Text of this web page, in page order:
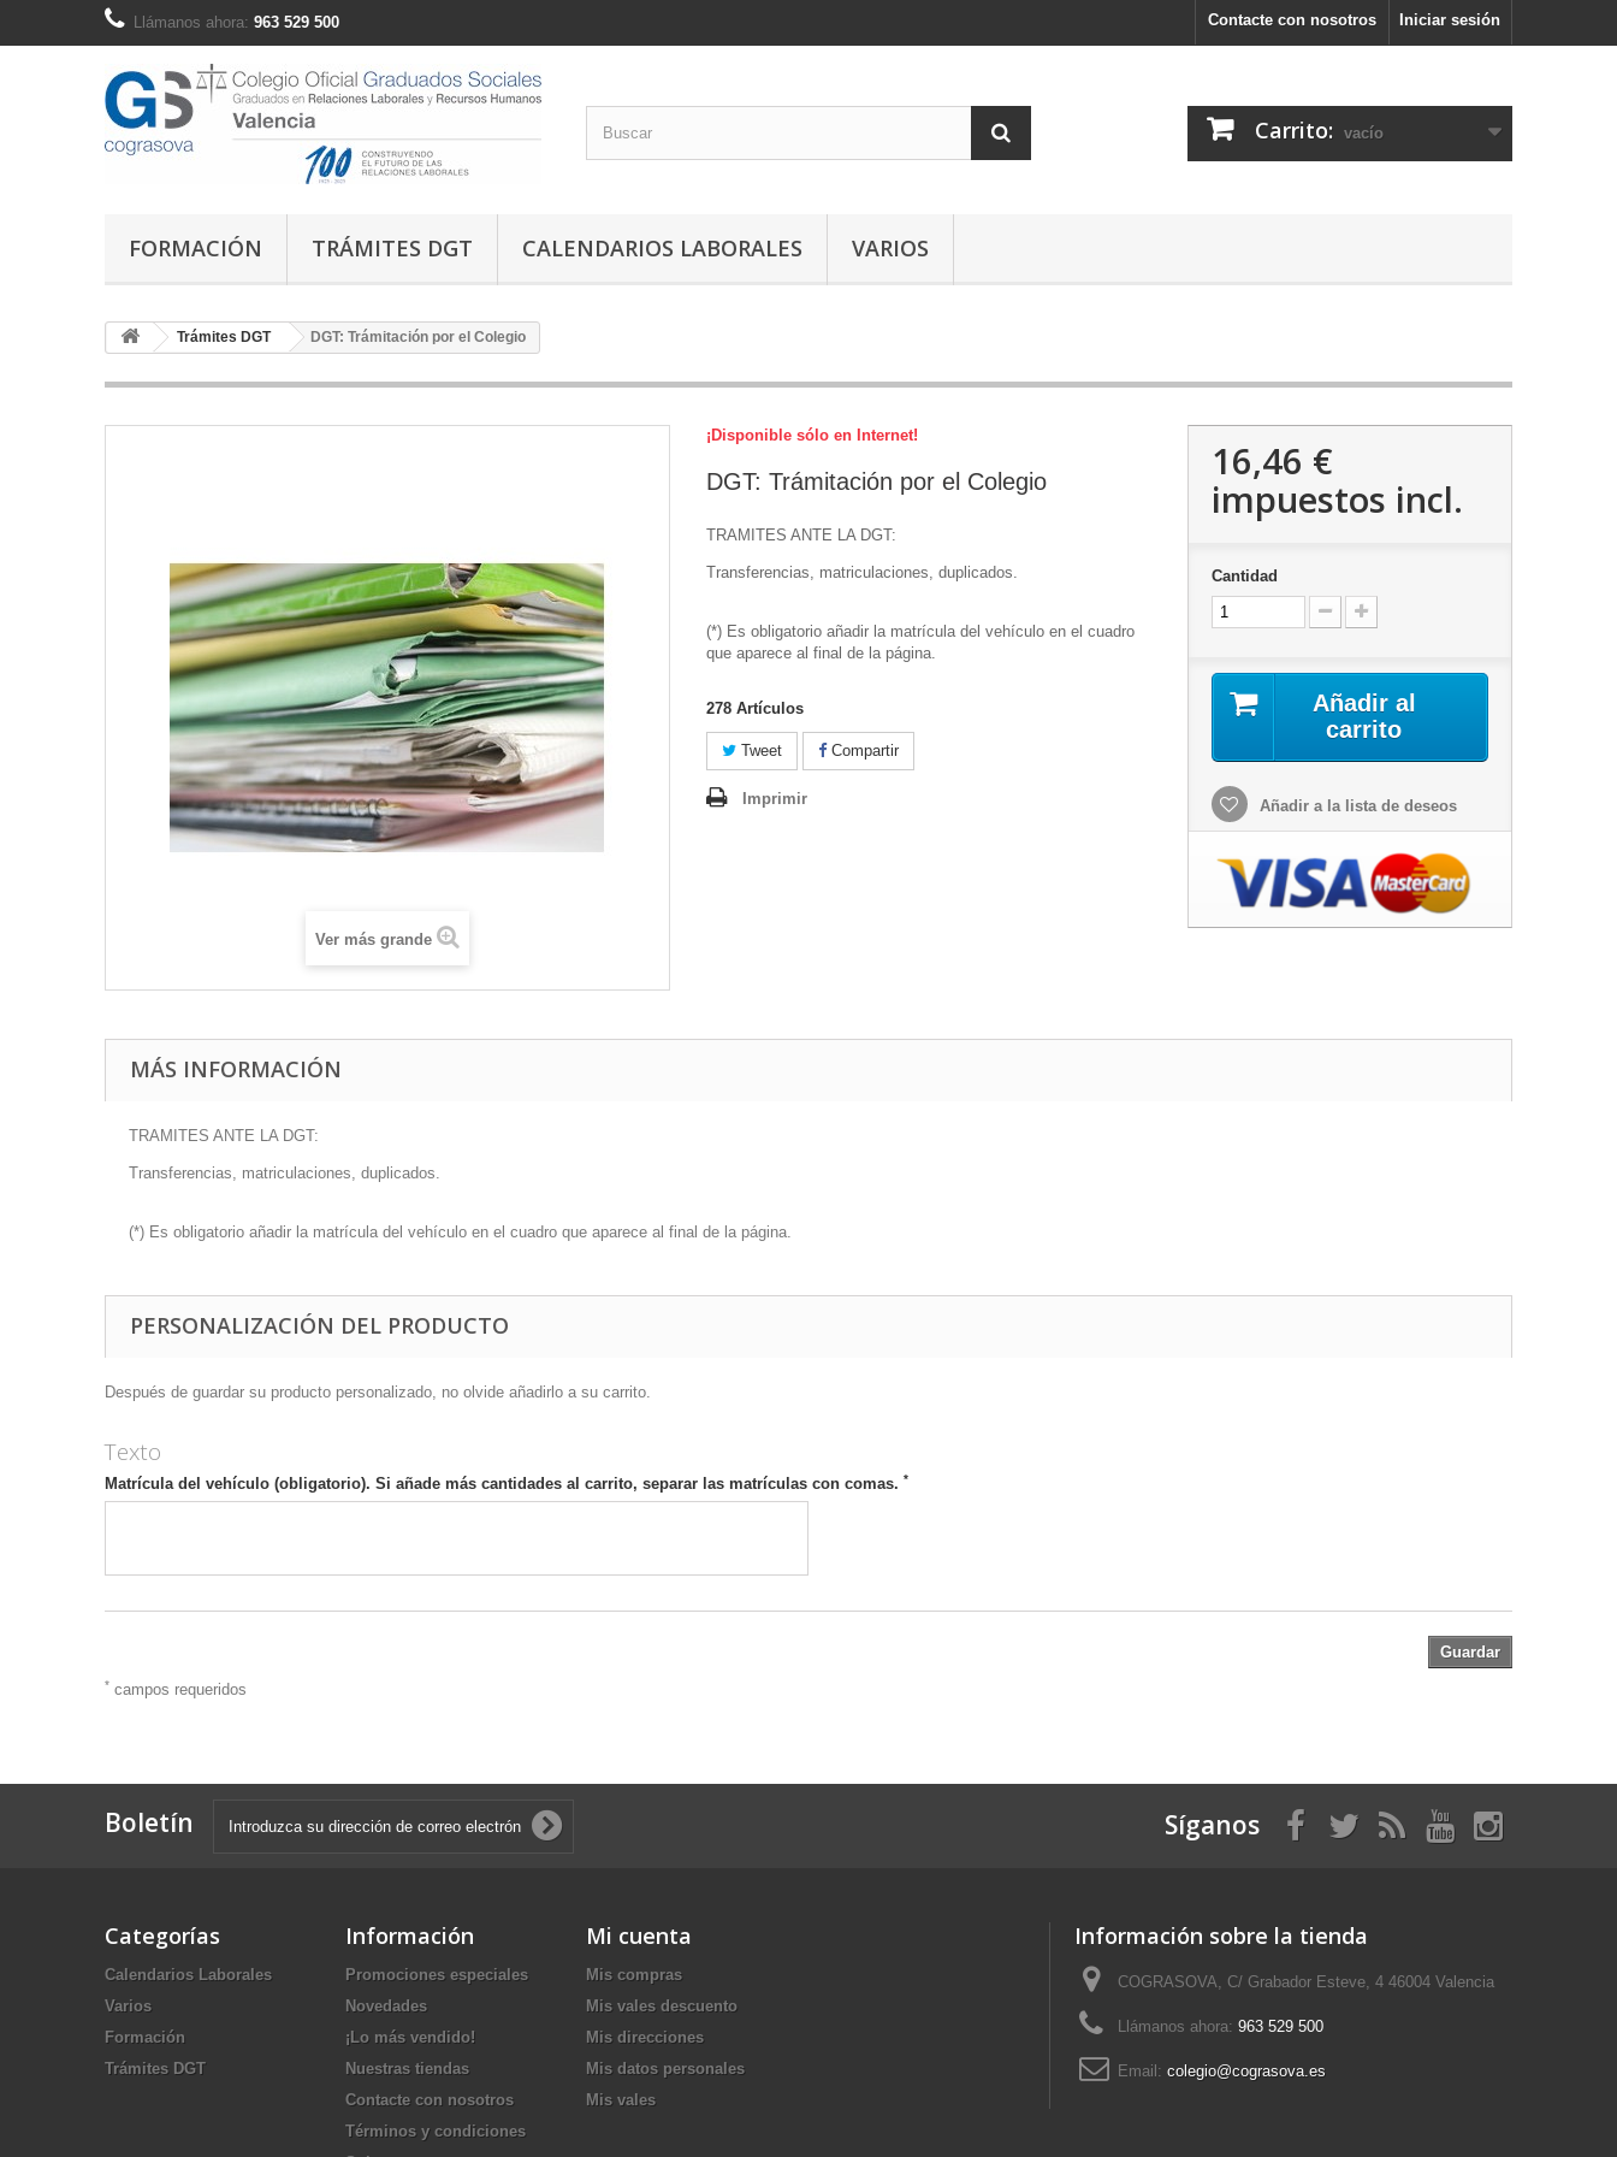
Iniciar sesión
Contacte con nosotros
Llámanos ahora: 963 529 500
Carrito: vacío
FORMACIÓN TRÁMITES DGT CALENDARIOS LABORALES VARIOS
Trámites DGT DGT: Trámitación por el Colegio
Ver más grande
¡Disponible sólo en Internet!
DGT: Trámitación por el Colegio
TRAMITES ANTE LA DGT:
Transferencias, matriculaciones, duplicados.
(*) Es obligatorio añadir la matrícula del vehículo en el cuadro
que aparece al final de la página.
278 Artículos
Tweet Compartir
Imprimir
16,46 €
impuestos incl.
Cantidad
Añadir al
carrito
Añadir a la lista de deseos
MÁS INFORMACIÓN
TRAMITES ANTE LA DGT:
Transferencias, matriculaciones, duplicados.
(*) Es obligatorio añadir la matrícula del vehículo en el cuadro que aparece al final de la página.
PERSONALIZACIÓN DEL PRODUCTO
Después de guardar su producto personalizado, no olvide añadirlo a su carrito.
Texto
Matrícula del vehículo (obligatorio). Si añade más cantidades al carrito, separar las matrículas con comas. *
Guardar
* campos requeridos
Boletín Síganos
Categorías
Calendarios Laborales
Varios
Formación
Trámites DGT
Información
Promociones especiales
Novedades
¡Lo más vendido!
Nuestras tiendas
Contacte con nosotros
Términos y condiciones
Mi cuenta
Mis compras
Mis vales descuento
Mis direcciones
Mis datos personales
Mis vales
Información sobre la tienda
COGRASOVA, C/ Grabador Esteve, 4 46004 Valencia
Llámanos ahora: 963 529 500
Email: colegio@cograsova.es